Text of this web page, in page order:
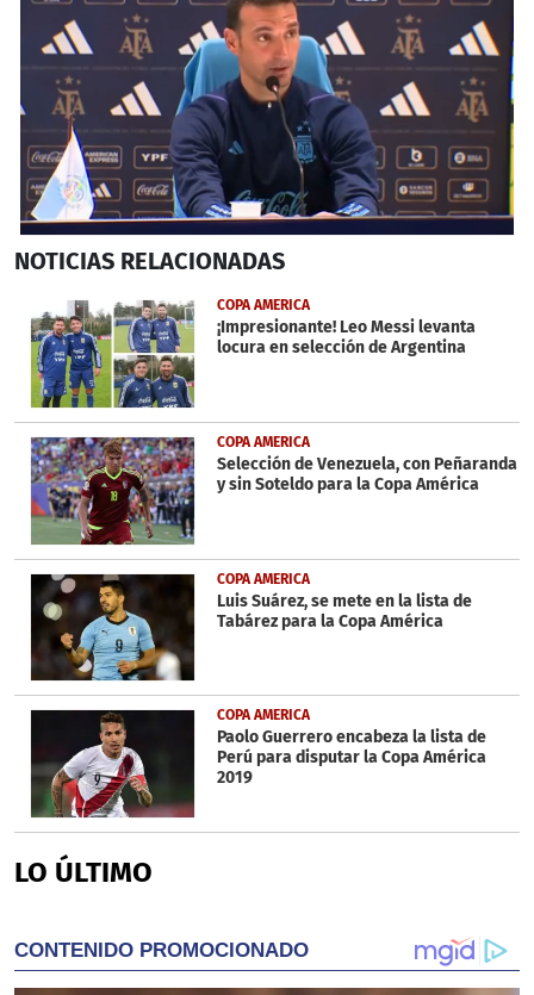
seconds
minutes,
10
seconds
NOTICIAS RELACIONADAS
COPA AMERICA
¡Impresionante! Leo Messi levanta
locura en selección de Argentina
COPA AMERICA
Selección de Venezuela, con Peñaranda
y sin Soteldo para la Copa América
COPA AMERICA
Luis Suárez, se mete en la lista de
Tabárez para la Copa América
COPA AMERICA
Paolo Guerrero encabeza la lista de
Perú para disputar la Copa América
2019
LO ÚLTIMO